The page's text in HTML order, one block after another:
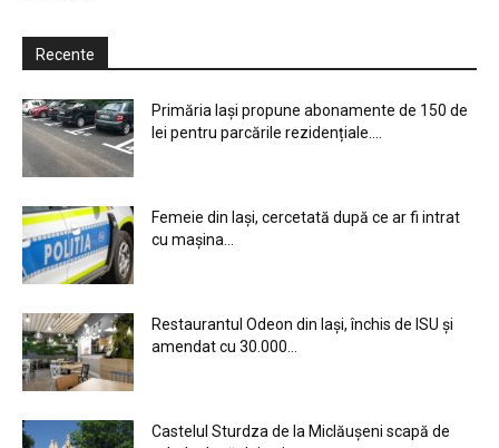
Recente
Primăria Iași propune abonamente de 150 de
lei pentru parcările rezidențiale....
Femeie din Iași, cercetată după ce ar fi intrat
cu mașina...
Restaurantul Odeon din Iași, închis de ISU și
amendat cu 30.000...
Castelul Sturdza de la Miclăușeni scapă de